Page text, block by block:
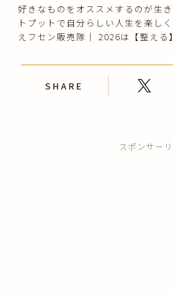
好きなものをオススメするのが生
トプットで自分らしい人生を楽し
えフセン販売隊｜ 2026は【整える
SHARE
スポンサー